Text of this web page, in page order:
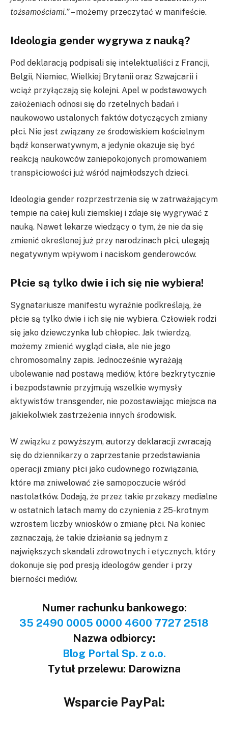
tożsamościami.”– możemy przeczytać w manifeście.
Ideologia gender wygrywa z nauką?
Pod deklaracją podpisali się intelektualiści z Francji,
Belgii, Niemiec, Wielkiej Brytanii oraz Szwajcarii i
wciąż przyłączają się kolejni. Apel w podstawowych
założeniach odnosi się do rzetelnych badań i
naukowowo ustalonych faktów dotyczących zmiany
płci. Nie jest związany ze środowiskiem kościelnym
bądź konserwatywnym, a jedynie okazuje się być
reakcją naukowców zaniepokojonych promowaniem
transpłciowości już wśród najmłodszych dzieci.
Ideologia gender rozprzestrzenia się w zatrważającym
tempie na całej kuli ziemskiej i zdaje się wygrywać z
nauką. Nawet lekarze wiedzący o tym, że nie da się
zmienić określonej już przy narodzinach płci, ulegają
negatywnym wpływom i naciskom genderowców.
Płcie są tylko dwie i ich się nie wybiera!
Sygnatariusze manifestu wyraźnie podkreślają, że
płcie są tylko dwie i ich się nie wybiera. Człowiek rodzi
się jako dziewczynka lub chłopiec. Jak twierdzą,
możemy zmienić wygląd ciała, ale nie jego
chromosomalny zapis. Jednocześnie wyrażają
ubolewanie nad postawą mediów, które bezkrytycznie
i bezpodstawnie przyjmują wszelkie wymysły
aktywistów transgender, nie pozostawiając miejsca na
jakiekolwiek zastrzeżenia innych środowisk.
W związku z powyższym, autorzy deklaracji zwracają
się do dziennikarzy o zaprzestanie przedstawiania
operacji zmiany płci jako cudownego rozwiązania,
które ma zniwelować złe samopoczucie wśród
nastolatków. Dodają, że przez takie przekazy medialne
w ostatnich latach mamy do czynienia z 25-krotnym
wzrostem liczby wniosków o zmianę płci. Na koniec
zaznaczają, że takie działania są jednym z
największych skandali zdrowotnych i etycznych, który
dokonuje się pod presją ideologów gender i przy
bierności mediów.
Numer rachunku bankowego:
35 2490 0005 0000 4600 7727 2518
Nazwa odbiorcy:
Blog Portal Sp. z o.o.
Tytuł przelewu: Darowizna
Wsparcie PayPal: